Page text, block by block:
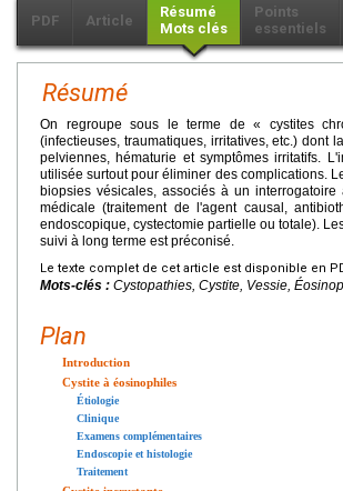
PDF Article
Résumé
Mots clés
Points
essentiels
Résumé
On regroupe sous le terme de « cystites
(infectieuses, traumatiques, irritatives, etc.) dont
pelviennes, hématurie et symptômes irritatifs.
utilisée surtout pour éliminer des complications.
biopsies vésicales, associés à un
médicale (traitement de l'agent causal,
endoscopique, cystectomie partielle ou totale).
suivi à long terme est préconisé.
Le texte complet de cet article est disponible en
Mots-clés : Cystopathies, Cystite, Vessie,
Plan
Introduction
Cystite à éosinophiles
Étiologie
Clinique
Examens complémentaires
Endoscopie et histologie
Traitement